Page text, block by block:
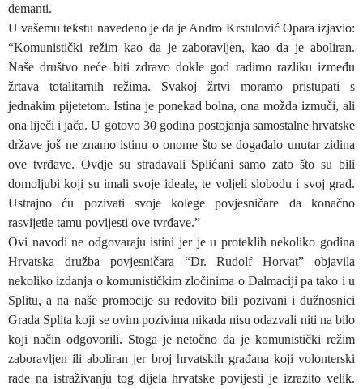
demanti.
U vašemu tekstu navedeno je da je Andro Krstulović Opara izjavio:
“Komunistički režim kao da je zaboravljen, kao da je aboliran.
Naše društvo neće biti zdravo dokle god radimo razliku između
žrtava totalitarnih režima. Svakoj žrtvi moramo pristupati s
jednakim pijetetom. Istina je ponekad bolna, ona možda izmuči, ali
ona liječi i jača. U gotovo 30 godina postojanja samostalne hrvatske
države još ne znamo istinu o onome što se događalo unutar zidina
ove tvrđave. Ovdje su stradavali Splićani samo zato što su bili
domoljubi koji su imali svoje ideale, te voljeli slobodu i svoj grad.
Ustrajno ću pozivati svoje kolege povjesničare da konačno
rasvijetle tamu povijesti ove tvrđave.”
Ovi navodi ne odgovaraju istini jer je u proteklih nekoliko godina
Hrvatska družba povjesničara “Dr. Rudolf Horvat” objavila
nekoliko izdanja o komunističkim zločinima o Dalmaciji pa tako i u
Splitu, a na naše promocije su redovito bili pozivani i dužnosnici
Grada Splita koji se ovim pozivima nikada nisu odazvali niti na bilo
koji način odgovorili. Stoga je netočno da je komunistički režim
zaboravljen ili aboliran jer broj hrvatskih građana koji volonterski
rade na istraživanju tog dijela hrvatske povijesti je izrazito velik.